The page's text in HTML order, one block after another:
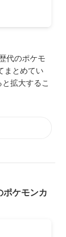
代のポケモ
まとめてい
拡大するこ
ポケモンカ